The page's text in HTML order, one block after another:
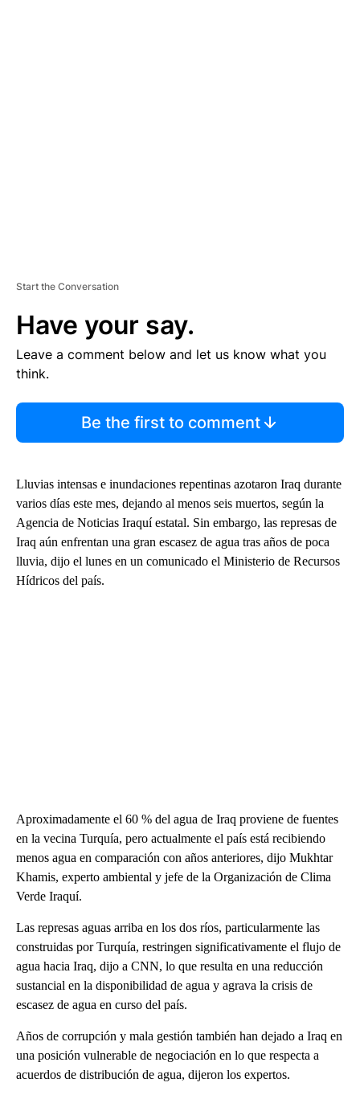
Start the Conversation
Have your say.
Leave a comment below and let us know what you
think.
Be the first to comment
Lluvias intensas e inundaciones repentinas azotaron Iraq durante
varios días este mes, dejando al menos seis muertos, según la
Agencia de Noticias Iraquí estatal. Sin embargo, las represas de
Iraq aún enfrentan una gran escasez de agua tras años de poca
lluvia, dijo el lunes en un comunicado el Ministerio de Recursos
Hídricos del país.
Aproximadamente el 60 % del agua de Iraq proviene de fuentes
en la vecina Turquía, pero actualmente el país está recibiendo
menos agua en comparación con años anteriores, dijo Mukhtar
Khamis, experto ambiental y jefe de la Organización de Clima
Verde Iraquí.
Las represas aguas arriba en los dos ríos, particularmente las
construidas por Turquía, restringen significativamente el flujo de
agua hacia Iraq, dijo a CNN, lo que resulta en una reducción
sustancial en la disponibilidad de agua y agrava la crisis de
escasez de agua en curso del país.
Años de corrupción y mala gestión también han dejado a Iraq en
una posición vulnerable de negociación en lo que respecta a
acuerdos de distribución de agua, dijeron los expertos.